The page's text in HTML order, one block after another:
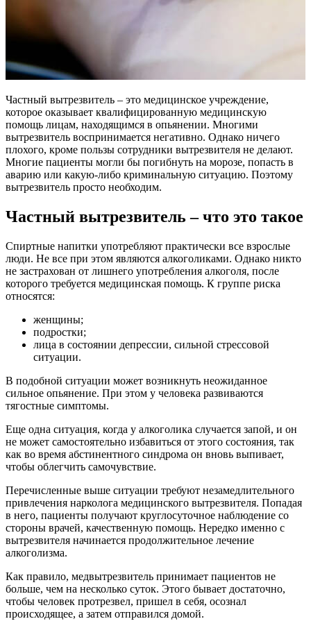
Частный вытрезвитель – это медицинское учреждение,
которое оказывает квалифицированную медицинскую
помощь лицам, находящимся в опьянении. Многими
вытрезвитель воспринимается негативно. Однако ничего
плохого, кроме пользы сотрудники вытрезвителя не делают.
Многие пациенты могли бы погибнуть на морозе, попасть в
аварию или какую-либо криминальную ситуацию. Поэтому
вытрезвитель просто необходим.
Частный вытрезвитель – что это такое
Спиртные напитки употребляют практически все взрослые
люди. Не все при этом являются алкоголиками. Однако никто
не застрахован от лишнего употребления алкоголя, после
которого требуется медицинская помощь. К группе риска
относятся:
женщины;
подростки;
лица в состоянии депрессии, сильной стрессовой
ситуации.
В подобной ситуации может возникнуть неожиданное
сильное опьянение. При этом у человека развиваются
тягостные симптомы.
Еще одна ситуация, когда у алкоголика случается запой, и он
не может самостоятельно избавиться от этого состояния, так
как во время абстинентного синдрома он вновь выпивает,
чтобы облегчить самочувствие.
Перечисленные выше ситуации требуют незамедлительного
привлечения нарколога медицинского вытрезвителя. Попадая
в него, пациенты получают круглосуточное наблюдение со
стороны врачей, качественную помощь. Нередко именно с
вытрезвителя начинается продолжительное лечение
алкоголизма.
Как правило, медвытрезвитель принимает пациентов не
больше, чем на несколько суток. Этого бывает достаточно,
чтобы человек протрезвел, пришел в себя, осознал
происходящее, а затем отправился домой.